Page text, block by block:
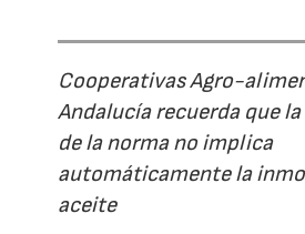
Cooperativas Agro-
Andalucía recuerda que
de la norma no implica
automáticamente la
aceite